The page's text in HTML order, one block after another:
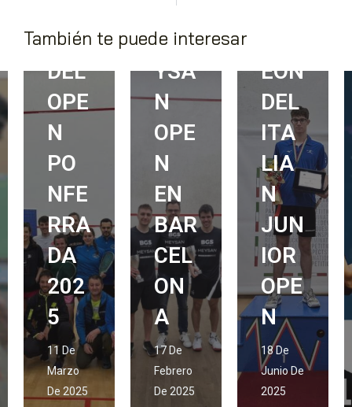
También te puede interesar
ES
DEL
OPE
N
PO
NFE
RRA
DA
202
5
11 De
Marzo
De 2025
TE
ME
YSA
N
OPE
N
EN
BAR
CEL
ON
A
17 De
Febrero
De 2025
EÓN
DEL
ITA
LIA
N
JUN
IOR
OPE
N
18 De
Junio De
2025